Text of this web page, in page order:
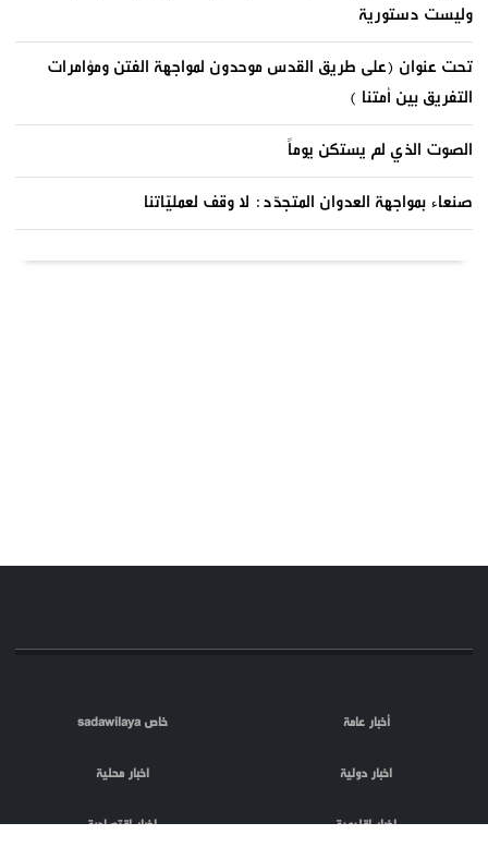
وليست دستورية
تحت عنوان (على طريق القدس موحدون لمواجهة الفتن ومؤامرات
التفريق بين أمتنا )
الصوت الذي لم يستكن يوماً
صنعاء بمواجهة العدوان المتجدّد: لا وقف لعمليّاتنا
أخبار عامة خاص sadawilaya
اخبار دولية اخبار محلية
اخبار اقليمية اخبار اقتصادية